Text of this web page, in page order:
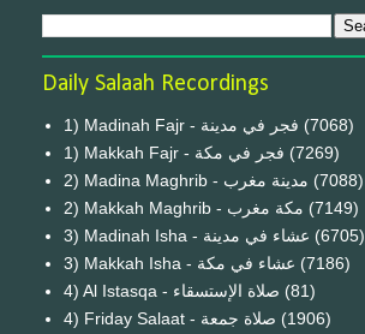
Daily Salaah Recordings
1) Madinah Fajr - فجر في مدينة (7068)
1) Makkah Fajr - فجر في مكة (7269)
2) Madina Maghrib - مدينة مغرب (7088)
2) Makkah Maghrib - مكة مغرب (7149)
3) Madinah Isha - عشاء في مدينة (6705)
3) Makkah Isha - عشاء في مكة (7186)
4) Al Istasqa - صلاة الإستسقاء (81)
4) Friday Salaat - صلاة جمعة (1906)